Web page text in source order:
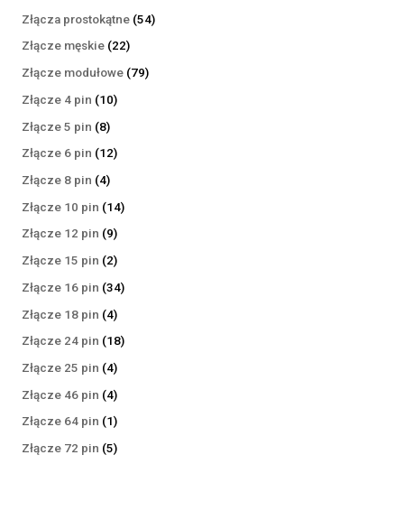
produktów
Złącza prostokątne 5454
Złącze męskie 2222
produkty
Złącze modułowe 7979
Złącze 4 pin 1010
Złącze 5 pin 88
produktów
Złącze 6 pin 1212
Złącze 8 pin 44
produkty
Złącze 10 pin 1414
Złącze 12 pin 99
produktów
Złącze 15 pin 22
produkty
Złącze 16 pin 3434
Złącze 18 pin 44
produkty
Złącze 24 pin 1818
Złącze 25 pin 44
produkty
Złącze 46 pin 44
produkty
Złącze 64 pin 11
produkt
Złącze 72 pin 55